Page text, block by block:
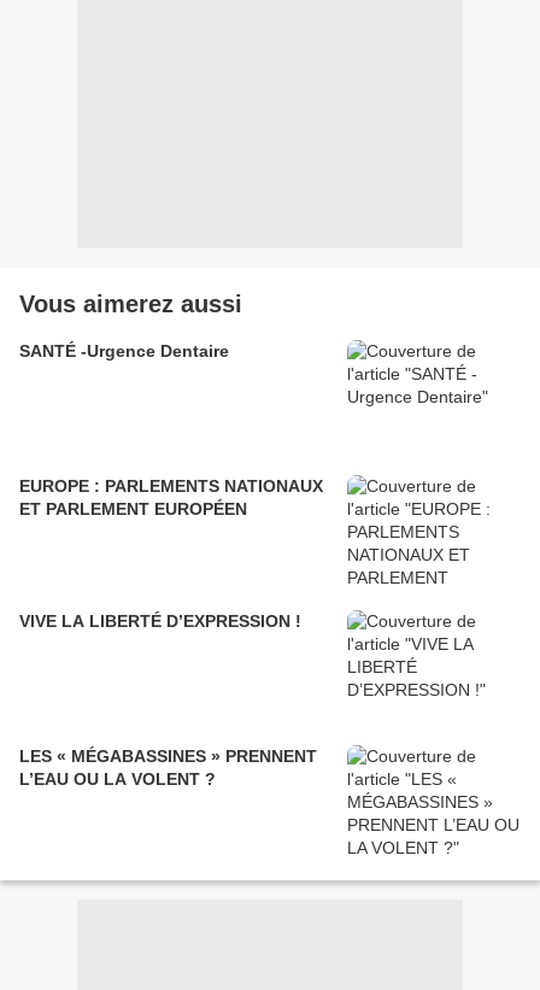
Vous aimerez aussi
SANTÉ -Urgence Dentaire
EUROPE : PARLEMENTS NATIONAUX
ET PARLEMENT EUROPÉEN
VIVE LA LIBERTÉ D’EXPRESSION !
LES « MÉGABASSINES » PRENNENT
L’EAU OU LA VOLENT ?